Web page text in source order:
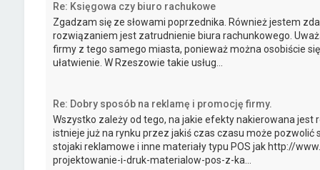
Re: Księgowa czy biuro rachukowe
Zgadzam się ze słowami poprzednika. Również jestem
rozwiązaniem jest zatrudnienie biura rachunkowego.
firmy z tego samego miasta, ponieważ można osobiście
ułatwienie. W Rzeszowie takie usług...
Re: Dobry sposób na reklamę i promocję firmy.
Wszystko zależy od tego, na jakie efekty nakierowana jest
istnieje już na rynku przez jakiś czas czasu może pozwolić
stojaki reklamowe i inne materiały typu POS jak http://
projektowanie-i-druk-materialow-pos-z-ka...